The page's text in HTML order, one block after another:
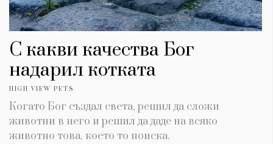
С какви качества Бог
надарил котката
HIGH VIEW PETS
Когато Бог създал света, решил да сложи
животни в него и решил да даде на всяко
животно това, което то поиска.